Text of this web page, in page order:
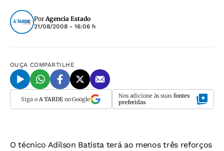
PorAgencia Estado
21/08/2008 - 16:06 h
OUÇA COMPARTILHE
Siga o A TARDEno Google Nos adicione às suas fontes
preferidas
O técnico Adilson Batista terá ao menos três reforços